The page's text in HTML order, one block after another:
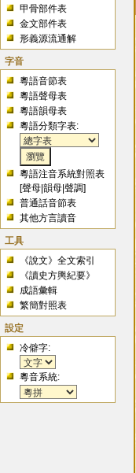
甲骨部件表
金文部件表
形義源流通解
字音
粵語音節表
粵語聲母表
粵語韻母表
粵語分類字表:
粵語注音系統對照表
[聲母 |韻母 |聲調]
普通話音節表
其他方言讀音
工具
《說文》全文索引
《讀史方輿紀要》
成語彙輯
繁簡對照表
設定
冷僻字:
粵音系統: